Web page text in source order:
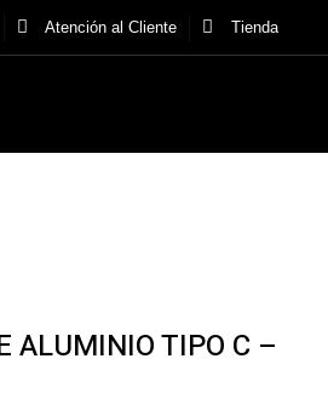
Atención al Cliente Tienda
ALUMINIO TIPO C –